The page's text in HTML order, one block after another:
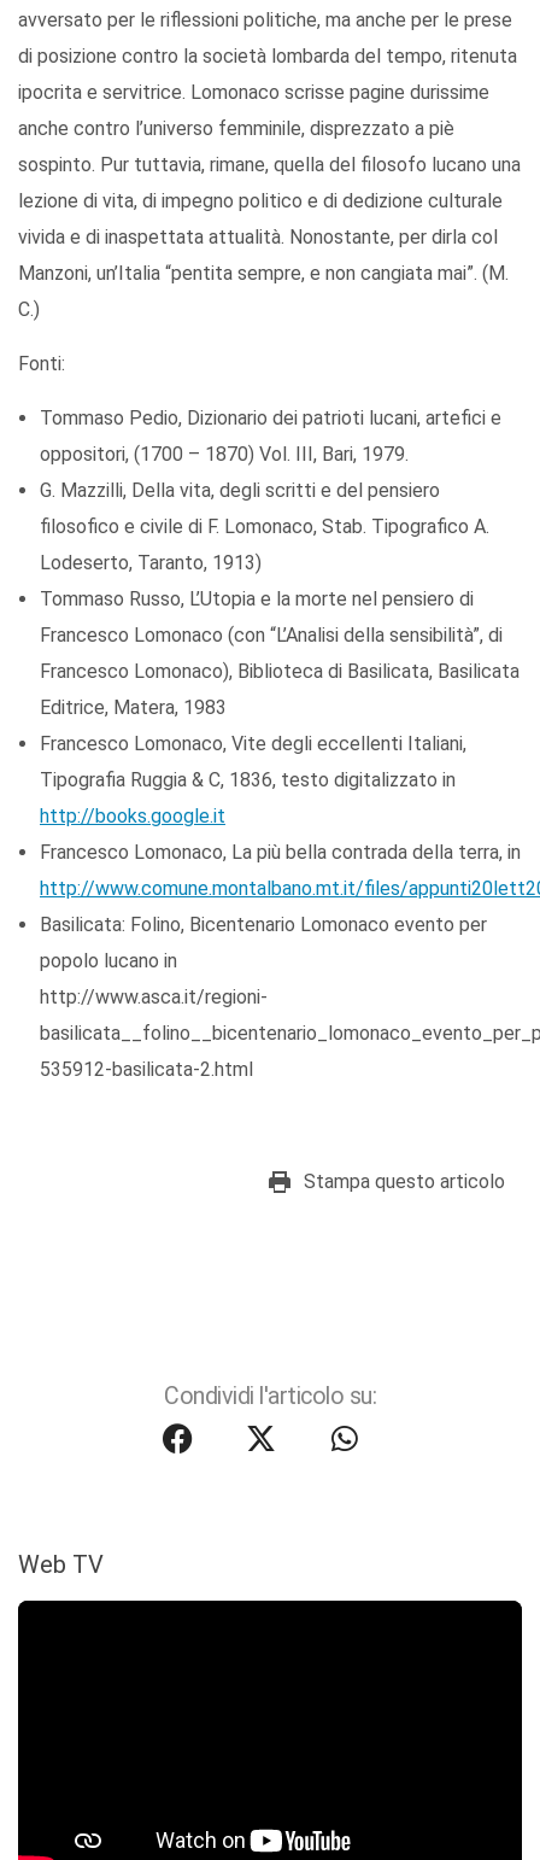
avversato per le riflessioni politiche, ma anche per le prese
di posizione contro la società lombarda del tempo, ritenuta
ipocrita e servitrice. Lomonaco scrisse pagine durissime
anche contro l’universo femminile, disprezzato a piè
sospinto. Pur tuttavia, rimane, quella del filosofo lucano una
lezione di vita, di impegno politico e di dedizione culturale
vivida e di inaspettata attualità. Nonostante, per dirla col
Manzoni, un’Italia “pentita sempre, e non cangiata mai”. (M.
C.)
Fonti:
Tommaso Pedio, Dizionario dei patrioti lucani, artefici e
oppositori, (1700 – 1870) Vol. III, Bari, 1979.
G. Mazzilli, Della vita, degli scritti e del pensiero
filosofico e civile di F. Lomonaco, Stab. Tipografico A.
Lodeserto, Taranto, 1913)
Tommaso Russo, L’Utopia e la morte nel pensiero di
Francesco Lomonaco (con “L’Analisi della sensibilità”, di
Francesco Lomonaco), Biblioteca di Basilicata, Basilicata
Editrice, Matera, 1983
Francesco Lomonaco, Vite degli eccellenti Italiani,
Tipografia Ruggia & C, 1836, testo digitalizzato in
http://books.google.it
Francesco Lomonaco, La più bella contrada della terra, in
http://www.comune.montalbano.mt.it/files/
Basilicata: Folino, Bicentenario Lomonaco evento per
popolo lucano in
http://www.asca.it/regioni-
535912-basilicata-2.html
Stampa questo articolo
Condividi l'articolo su:
Web TV